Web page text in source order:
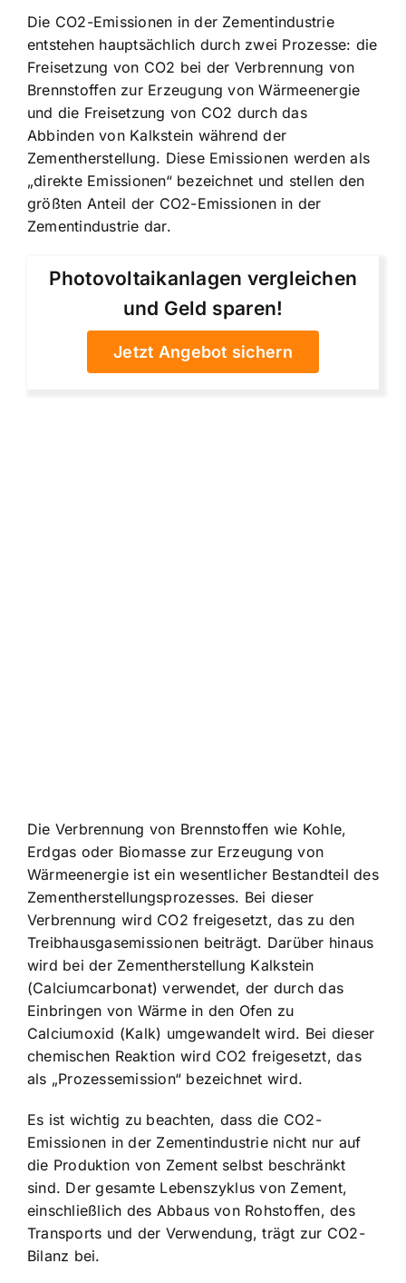
Die CO2-Emissionen in der Zementindustrie
entstehen hauptsächlich durch zwei Prozesse: die
Freisetzung von CO2 bei der Verbrennung von
Brennstoffen zur Erzeugung von Wärmeenergie
und die Freisetzung von CO2 durch das
Abbinden von Kalkstein während der
Zementherstellung. Diese Emissionen werden als
„direkte Emissionen“ bezeichnet und stellen den
größten Anteil der CO2-Emissionen in der
Zementindustrie dar.
Photovoltaikanlagen vergleichen
und Geld sparen!
Jetzt Angebot sichern
Die Verbrennung von Brennstoffen wie Kohle,
Erdgas oder Biomasse zur Erzeugung von
Wärmeenergie ist ein wesentlicher Bestandteil des
Zementherstellungsprozesses. Bei dieser
Verbrennung wird CO2 freigesetzt, das zu den
Treibhausgasemissionen beiträgt. Darüber hinaus
wird bei der Zementherstellung Kalkstein
(Calciumcarbonat) verwendet, der durch das
Einbringen von Wärme in den Ofen zu
Calciumoxid (Kalk) umgewandelt wird. Bei dieser
chemischen Reaktion wird CO2 freigesetzt, das
als „Prozessemission“ bezeichnet wird.
Es ist wichtig zu beachten, dass die CO2-
Emissionen in der Zementindustrie nicht nur auf
die Produktion von Zement selbst beschränkt
sind. Der gesamte Lebenszyklus von Zement,
einschließlich des Abbaus von Rohstoffen, des
Transports und der Verwendung, trägt zur CO2-
Bilanz bei.